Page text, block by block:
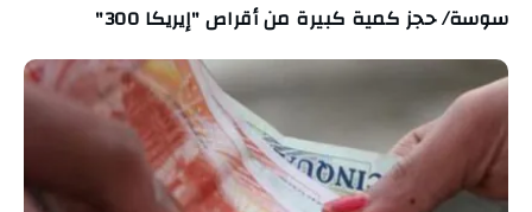
سوسة/ حجز كمية كبيرة من أقراص "إيريكا 300"